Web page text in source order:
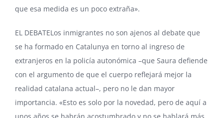
que esa medida es un poco extraña».
EL DEBATELos inmigrantes no son ajenos al debate que
se ha formado en Catalunya en torno al ingreso de
extranjeros en la policía autonómica –que Saura defiende
con el argumento de que el cuerpo reflejará mejor la
realidad catalana actual–, pero no le dan mayor
importancia. «Esto es solo por la novedad, pero de aquí a
unos años se habrán acostumbrado y no se hablará más